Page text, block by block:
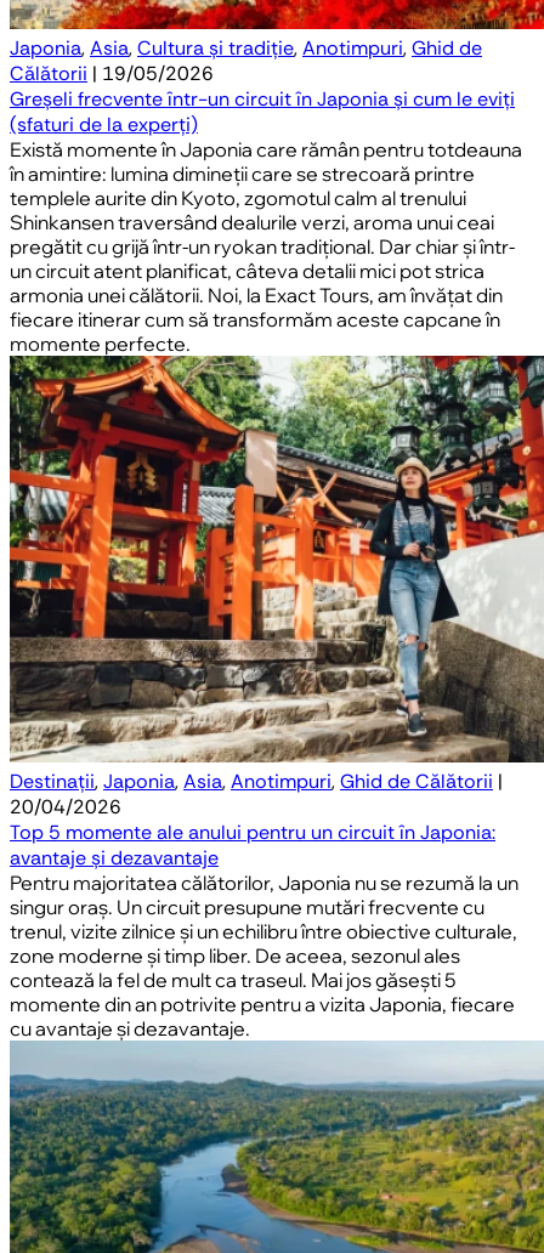
Japonia,Asia,Cultura și tradiție,Anotimpuri,Ghid de
Călătorii | 19/05/2026
Greșeli frecvente într-un circuit în Japonia și cum le eviți
(sfaturi de la experți)
Există momente în Japonia care rămân pentru totdeauna
în amintire: lumina dimineții care se strecoară printre
templele aurite din Kyoto, zgomotul calm al trenului
Shinkansen traversând dealurile verzi, aroma unui ceai
pregătit cu grijă într-un ryokan tradițional. Dar chiar și într-
un circuit atent planificat, câteva detalii mici pot strica
armonia unei călătorii. Noi, la Exact Tours, am învățat din
fiecare itinerar cum să transformăm aceste capcane în
momente perfecte.
Destinații,Japonia,Asia,Anotimpuri,Ghid de Călătorii |
20/04/2026
Top 5 momente ale anului pentru un circuit în Japonia:
avantaje și dezavantaje
Pentru majoritatea călătorilor, Japonia nu se rezumă la un
singur oraș. Un circuit presupune mutări frecvente cu
trenul, vizite zilnice și un echilibru între obiective culturale,
zone moderne și timp liber. De aceea, sezonul ales
contează la fel de mult ca traseul. Mai jos găsești 5
momente din an potrivite pentru a vizita Japonia, fiecare
cu avantaje și dezavantaje.